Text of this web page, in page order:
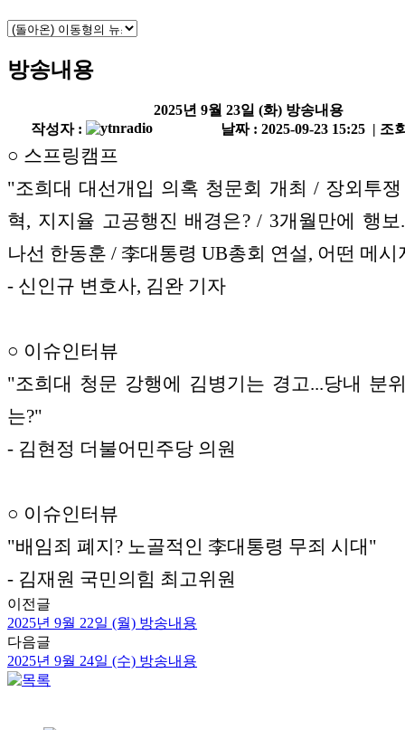
방송내용
2025년 9월 23일 (화) 방송내용
작성자 :
날짜 : 2025-09-23 15:25 | 조
○ 스프링캠프
"조희대 대선개입 의혹 청문회 개최 / 장외투
혁, 지지율 고공행진 배경은? / 3개월만에 행보
나선 한동훈 / 李대통령 UB총회 연설, 어떤 메
- 신인규 변호사, 김완 기자
○ 이슈인터뷰
"조희대 청문 강행에 김병기는 경고...당내 분
는?"
- 김현정 더불어민주당 의원
○ 이슈인터뷰
"배임죄 폐지? 노골적인 李대통령 무죄 시대"
- 김재원 국민의힘 최고위원
이전글
2025년 9월 22일 (월) 방송내용
다음글
2025년 9월 24일 (수) 방송내용